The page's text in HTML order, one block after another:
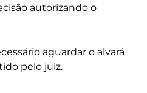
autorizando o
aguardar o alvará
pelo juiz.